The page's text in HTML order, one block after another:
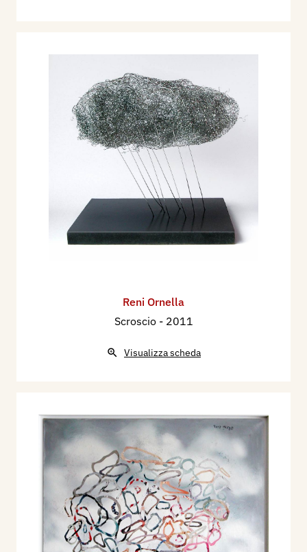
Reni Ornella
Scroscio - 2011
Visualizza scheda